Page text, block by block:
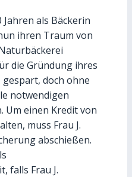
Jahren als Bäckerin
ihren Traum von
die Gründung ihres
doch ohne
notwendigen
Um einen Kredit von
muss Frau J.
abschießen.
falls Frau J.